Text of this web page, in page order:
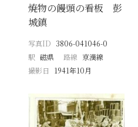
焼物の饅頭の看板 彭
城鎮
写真ID 3806-041046-0
駅 磁県 路線 京漢線
撮影日
1941年10月